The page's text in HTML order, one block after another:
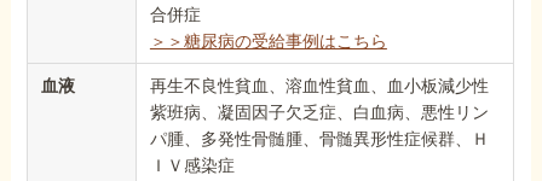
合併症
＞＞糖尿病の受給事例はこちら
血液
再生不良性貧血、溶血性貧血、血小板減少性
紫班病、凝固因子欠乏症、白血病、悪性リン
パ腫、多発性骨髄腫、骨髄異形性症候群、Ｈ
ＩＶ感染症